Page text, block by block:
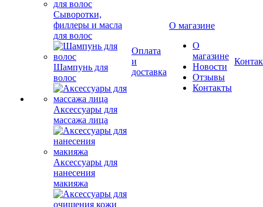
Сыворотки,
филлеры и масла
для волос
Шампунь для
волос
Аксессуары для
массажа лица
Аксессуары для
нанесения
макияжа
Оплата
и
доставка
О магазине
О
магазине
Новости
Отзывы
Контакты